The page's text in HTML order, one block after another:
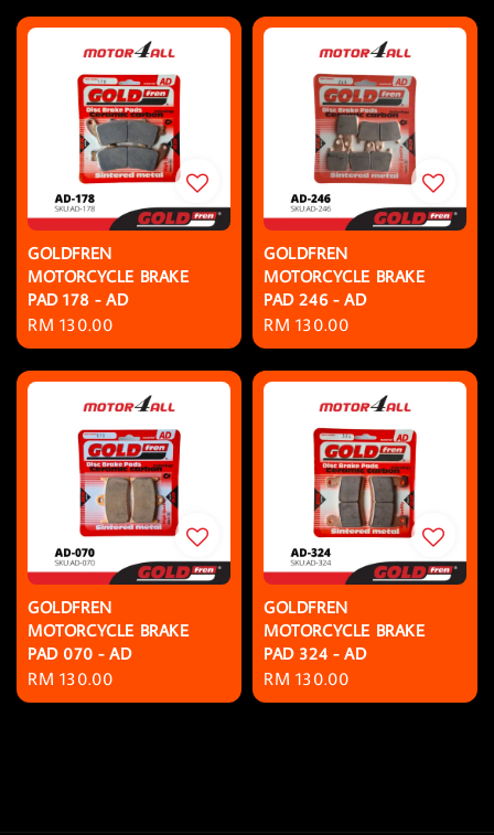
GOLDFREN
MOTORCYCLE BRAKE
PAD 178 - AD
Regular
price
RM 130.00
GOLDFREN
MOTORCYCLE BRAKE
PAD 246 - AD
Regular
price
RM 130.00
GOLDFREN
MOTORCYCLE BRAKE
PAD 070 - AD
Regular
price
RM 130.00
GOLDFREN
MOTORCYCLE BRAKE
PAD 324 - AD
Regular
price
RM 130.00